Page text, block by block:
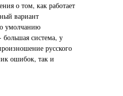
о том, как работает
вариант
умолчанию
система, у
русского
ошибок, так и